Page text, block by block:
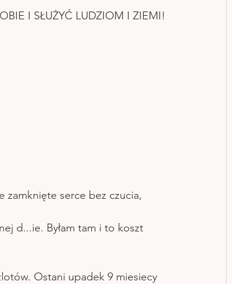
I SŁUŻYĆ LUDZIOM I ZIEMI!
zamknięte serce bez czucia,
d...ie. Byłam tam i to koszt
Ostani upadek 9 miesiecy